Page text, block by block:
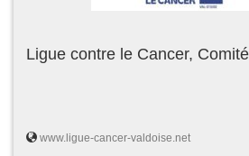
Ligue contre le Cancer,
www.ligue-cancer-valdoise.net